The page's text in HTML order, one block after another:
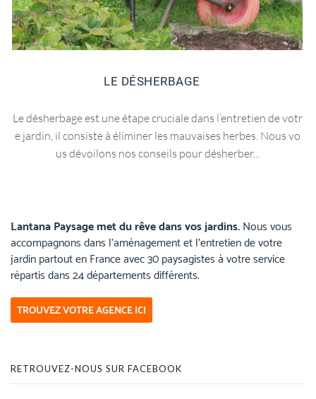
LE DÉSHERBAGE
Le désherbage est une étape cruciale dans l’entretien de votr
e jardin, il consiste à éliminer les mauvaises herbes. Nous vo
us dévoilons nos conseils pour désherber...
Lantana Paysage met du rêve dans vos jardins.Nous vous
accompagnons dans l’aménagement et l’entretien de votre
jardin partout en France avec 30 paysagistes à votre service
répartis dans 24 départements différents.
TROUVEZ VOTRE AGENCE ICI
RETROUVEZ-NOUS SUR FACEBOOK